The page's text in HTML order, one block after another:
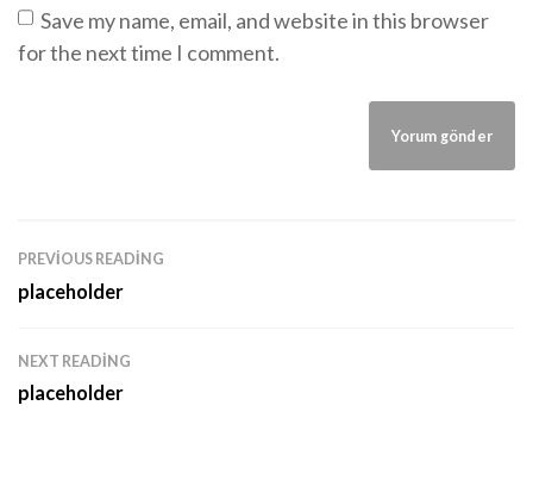
Save my name, email, and website in this browser
for the next time I comment.
PREVIOUS READING
placeholder
NEXT READING
placeholder